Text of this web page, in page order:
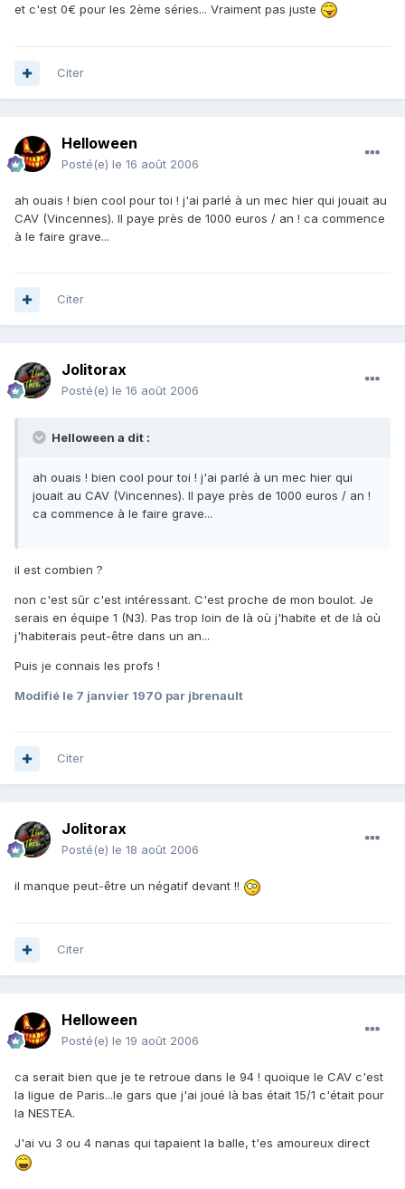
et c'est 0€ pour les 2ème séries... Vraiment pas juste
Citer
Helloween
Posté(e) le 16 août 2006
ah ouais ! bien cool pour toi ! j'ai parlé à un mec hier qui jouait au
CAV (Vincennes). Il paye près de 1000 euros / an ! ca commence
à le faire grave...
Citer
Jolitorax
Posté(e) le 16 août 2006
Helloween a dit :
ah ouais ! bien cool pour toi ! j'ai parlé à un mec hier qui
jouait au CAV (Vincennes). Il paye près de 1000 euros / an !
ca commence à le faire grave...
il est combien ?
non c'est sûr c'est intéressant. C'est proche de mon boulot. Je
serais en équipe 1 (N3). Pas trop loin de là où j'habite et de là où
j'habiterais peut-être dans un an...
Puis je connais les profs !
Modifié le 7 janvier 1970 par jbrenault
Citer
Jolitorax
Posté(e) le 18 août 2006
il manque peut-être un négatif devant !!
Citer
Helloween
Posté(e) le 19 août 2006
ca serait bien que je te retroue dans le 94 ! quoique le CAV c'est
la ligue de Paris...le gars que j'ai joué là bas était 15/1 c'était pour
la NESTEA.
J'ai vu 3 ou 4 nanas qui tapaient la balle, t'es amoureux direct